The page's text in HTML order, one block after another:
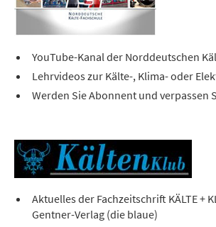
YouTube-Kanal der Norddeutschen
Lehrvideos zur Kälte-, Klima- oder
Werden Sie Abonnent und verpassen
Aktuelles der Fachzeitschrift KÄLTE +
Gentner-Verlag (die blaue)